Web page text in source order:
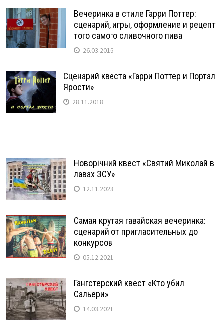
Вечеринка в стиле Гарри Поттер:
сценарий, игры, оформление и рецепт
того самого сливочного пива
26.03.2016
Сценарий квеста «Гарри Поттер и Портал
Ярости»
28.11.2018
Новорічний квест «Святий Миколай в
лавах ЗСУ»
12.11.2023
Самая крутая гавайская вечеринка:
сценарий от пригласительных до
конкурсов
05.12.2021
Гангстерский квест «Кто убил
Сальери»
14.03.2021